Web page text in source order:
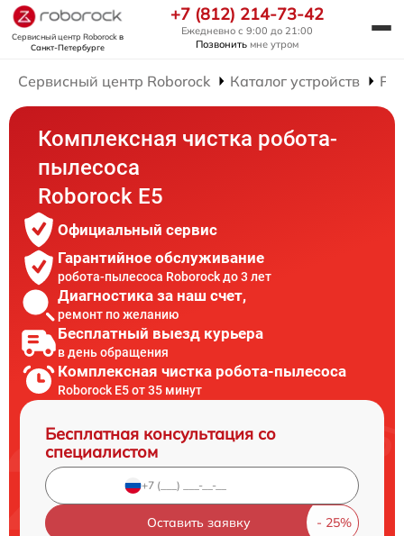
Сервисный центр Roborockв
Санкт-Петербурге
+7 (812) 214-73-42
Ежедневно с 9:00 до 21:00
Позвонить мне утром
Сервисный центр Roborock Каталог устройств
Комплексная чистка робота-
пылесоса
Roborock E5
Официальный сервис
Гарантийное обслуживание
робота-пылесоса Roborock до 3 лет
Диагностика за наш счет,
ремонт по желанию
Бесплатный выезд курьера
в день обращения
Комплексная чистка робота-пылесоса
Roborock E5 от 35 минут
Бесплатная консультация со
специалистом
Оставить заявку